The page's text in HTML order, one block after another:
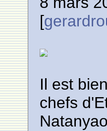
[
Il est
chefs